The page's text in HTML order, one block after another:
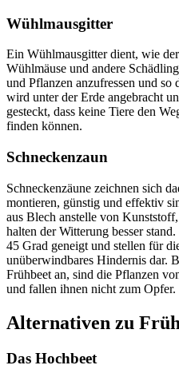
Wühlmausgitter
Ein Wühlmausgitter dient, wie
Wühlmäuse und andere
und Pflanzen anzufressen und
wird unter der Erde angebracht
gesteckt, dass keine Tiere den
finden können.
Schneckenzaun
Schneckenzäune zeichnen sich
montieren, günstig und effektiv
aus Blech anstelle von
halten der Witterung besser
45 Grad geneigt und stellen für
unüberwindbares Hindernis dar.
Frühbeet an, sind die Pflanzen
und fallen ihnen nicht zum Opfer.
Alternativen zu
Das Hochbeet